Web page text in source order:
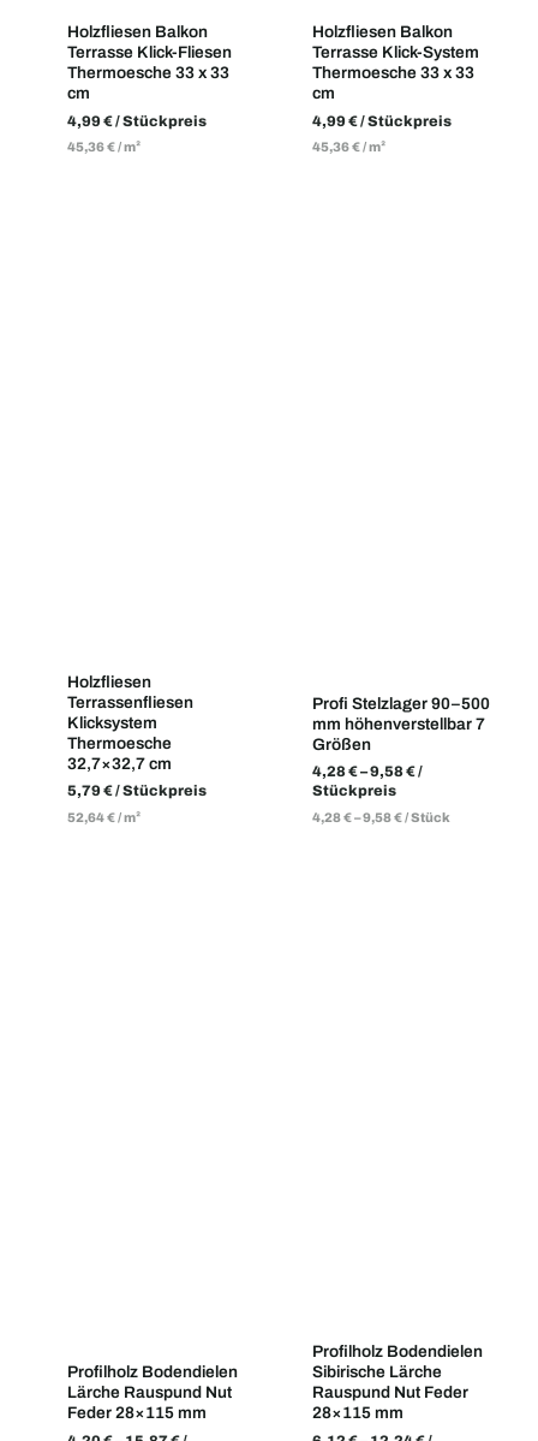
Holzfliesen Balkon
Terrasse Klick-Fliesen
Thermoesche 33 x 33
cm
4,99€/ Stückpreis
45,36€/m²
Holzfliesen Balkon
Terrasse Klick-System
Thermoesche 33 x 33
cm
4,99€/ Stückpreis
45,36€/m²
Holzfliesen
Terrassenfliesen
Klicksystem
Thermoesche
32,7×32,7 cm
5,79€/ Stückpreis
52,64€/m²
Profi Stelzlager 90–500
mm höhenverstellbar 7
Größen
4,28€–9,58€/
Stückpreis
4,28€–9,58€/Stück
Profilholz Bodendielen
Lärche Rauspund Nut
Feder 28×115 mm
Profilholz Bodendielen
Sibirische Lärche
Rauspund Nut Feder
28×115 mm